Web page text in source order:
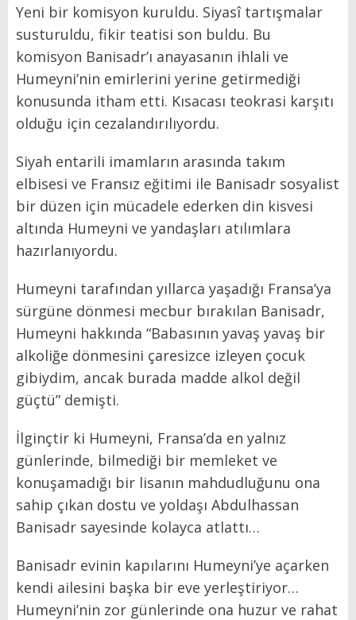
Yeni bir komisyon kuruldu. Siyasî tartışmalar
susturuldu, fikir teatisi son buldu. Bu
komisyon Banisadr’ı anayasanın ihlali ve
Humeyni’nin emirlerini yerine getirmediği
konusunda itham etti. Kısacası teokrasi karşıtı
olduğu için cezalandırılıyordu.
Siyah entarili imamların arasında takım
elbisesi ve Fransız eğitimi ile Banisadr sosyalist
bir düzen için mücadele ederken din kisvesi
altında Humeyni ve yandaşları atılımlara
hazırlanıyordu.
Humeyni tarafından yıllarca yaşadığı Fransa’ya
sürgüne dönmesi mecbur bırakılan Banisadr,
Humeyni hakkında “Babasının yavaş yavaş bir
alkoliğe dönmesini çaresizce izleyen çocuk
gibiydim, ancak burada madde alkol değil
güçtü” demişti.
İlginçtir ki Humeyni, Fransa’da en yalnız
günlerinde, bilmediği bir memleket ve
konuşamadığı bir lisanın mahdudluğunu ona
sahip çıkan dostu ve yoldaşı Abdulhassan
Banisadr sayesinde kolayca atlattı…
Banisadr evinin kapılarını Humeyni’ye açarken
kendi ailesini başka bir eve yerleştiriyor…
Humeyni’nin zor günlerinde ona huzur ve rahat